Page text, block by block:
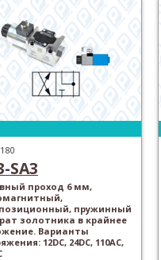
SA3
проход 6 мм,
пружинный
золотника в крайнее
Варианты
12DC, 24DC, 110AC,